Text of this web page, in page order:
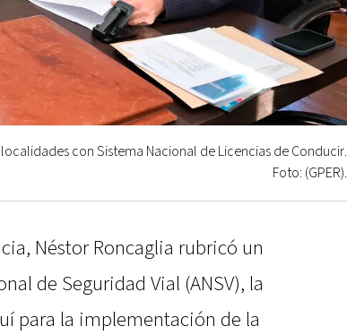
con Sistema Nacional de Licencias de Conducir.
Foto: (GPER).
Néstor Roncaglia rubricó un
de Seguridad Vial (ANSV), la
para la implementación de la